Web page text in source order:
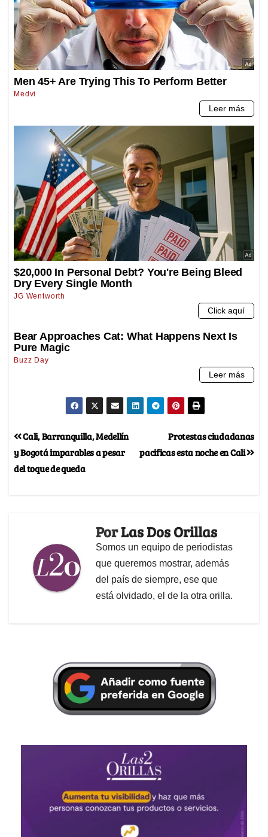
Protestas ciudadanas
pacificas esta noche en Cali
Cali, Barranquilla, Medellín
y Bogotá imparables a pesar
del toque de queda
PorLas Dos Orillas
Somos un equipo de periodistas
que queremos mostrar, además
del país de siempre, ese que
está olvidado, el de la otra orilla.